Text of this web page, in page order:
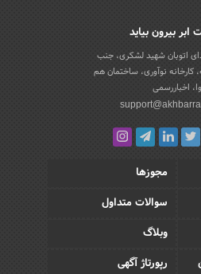
ابر بیرون بیاید
اتوبان شهید لشکری، جنب
کارخانه نوآوری، ساختمان هم
اخباررسمی
مجوزها
سوالات متداول
وبلاگ
رپورتاژ آگهی